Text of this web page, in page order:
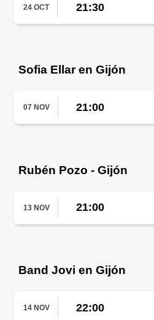
24 OCT 21:30
Sofia Ellar en Gijón
07 NOV 21:00
Rubén Pozo - Gijón
13 NOV 21:00
Band Jovi en Gijón
14 NOV 22:00